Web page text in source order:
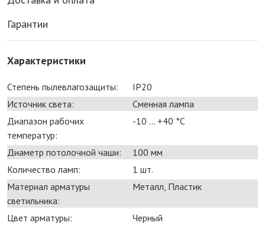
Гарантии
Характеристики
Степень пылевлагозащиты:
IP20
Источник света:
Сменная лампа
Диапазон рабочих
температур:
-10 ... +40 °С
Диаметр потолочной чаши:
100 мм
Количество ламп:
1 шт.
Материал арматуры
светильника:
Металл, Пластик
Цвет арматуры:
Черный